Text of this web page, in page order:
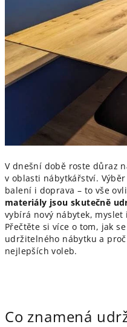
V dnešní době roste důraz
v oblasti nábytkářství.
balení i doprava – to vše
materiály jsou skutečně
vybírá nový nábytek,
Přečtěte si více o tom, jak
udržitelného nábytku a
nejlepších voleb.
Co znamená